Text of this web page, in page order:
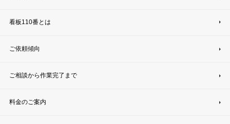
看板110番とは
ご依頼傾向
ご相談から作業完了まで
料金のご案内